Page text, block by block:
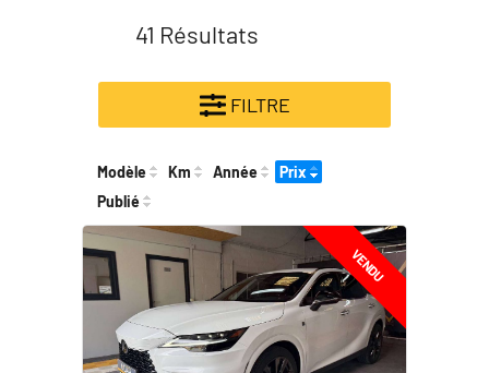
41 Résultats
FILTRE
Modèle Km Année
Prix
Publié
VENDU